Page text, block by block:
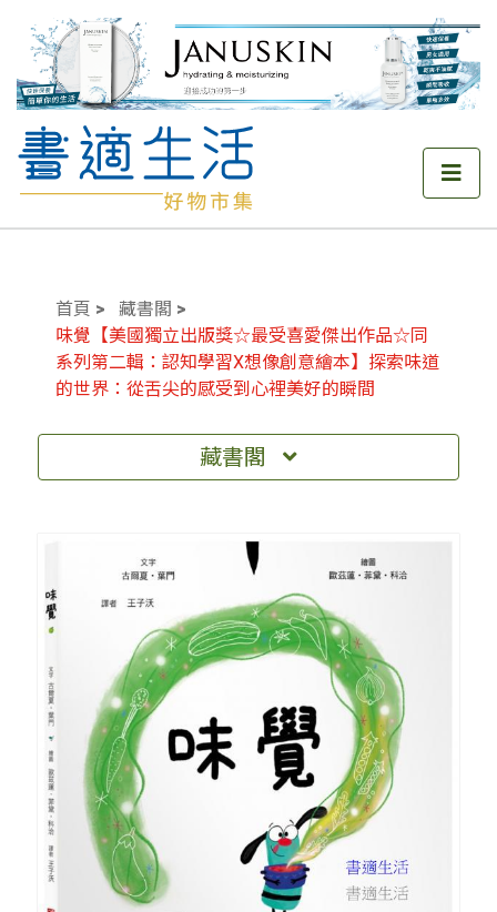
首頁
藏書閣
味覺【美國獨立出版獎☆最受喜愛傑出作品☆同
系列第二輯：認知學習X想像創意繪本】探索味道
的世界：從舌尖的感受到心裡美好的瞬間
藏書閣